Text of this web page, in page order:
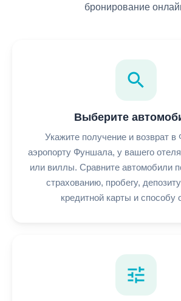
бронирование
search
Выберите
Укажите получение и возврат
аэропорту Фуншала, у вашего
или виллы. Сравните автомобили
страхованию, пробегу,
кредитной карты и способу
tune